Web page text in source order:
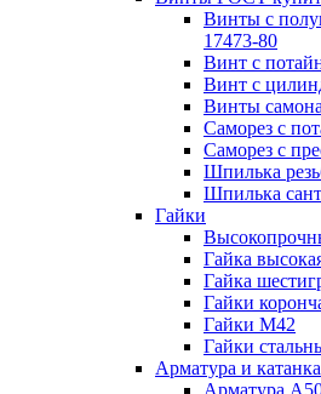
Винты с
17473-80
Винт с
Винт с
Винты
Саморез с
Саморез с
Шпилька
Шпилька
Гайки
Гайка
Гайка
Гайки
Гайки М42
Гайки
Арматура и катанка
Арматура